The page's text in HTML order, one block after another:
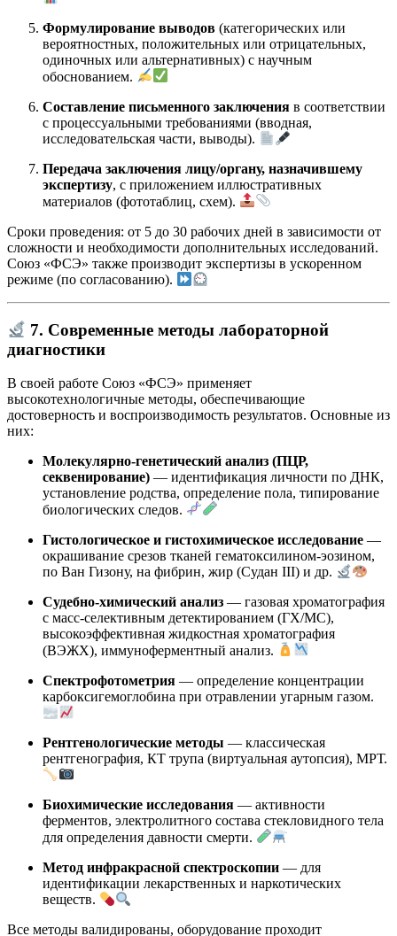
Формулирование выводов (категорических или
вероятностных, положительных или отрицательных,
одиночных или альтернативных) с научным
обоснованием.
Составление письменного заключения в соответствии
с процессуальными требованиями (вводная,
исследовательская части, выводы).
Передача заключения лицу/органу, назначившему
экспертизу, с приложением иллюстративных
материалов (фототаблиц, схем).
Сроки проведения: от 5 до 30 рабочих дней в зависимости от
сложности и необходимости дополнительных исследований.
Союз «ФСЭ» также производит экспертизы в ускоренном
режиме (по согласованию).
7. Современные методы лабораторной
диагностики
В своей работе Союз «ФСЭ» применяет
высокотехнологичные методы, обеспечивающие
достоверность и воспроизводимость результатов. Основные из
них:
Молекулярно-генетический анализ (ПЦР,
секвенирование) — идентификация личности по ДНК,
установление родства, определение пола, типирование
биологических следов.
Гистологическое и гистохимическое исследование —
окрашивание срезов тканей гематоксилином-эозином,
по Ван Гизону, на фибрин, жир (Судан III) и др.
Судебно-химический анализ — газовая хроматография
с масс-селективным детектированием (ГХ/МС),
высокоэффективная жидкостная хроматография
(ВЭЖХ), иммуноферментный анализ.
Спектрофотометрия — определение концентрации
карбоксигемоглобина при отравлении угарным газом.
Рентгенологические методы — классическая
рентгенография, КТ трупа (виртуальная аутопсия), МРТ.
Биохимические исследования — активности
ферментов, электролитного состава стекловидного тела
для определения давности смерти.
Метод инфракрасной спектроскопии — для
идентификации лекарственных и наркотических
веществ.
Все методы валидированы, оборудование проходит